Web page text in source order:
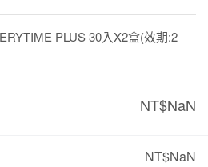
PLUS 30入X2盒(效期:2
NT$NaN
NT$NaN